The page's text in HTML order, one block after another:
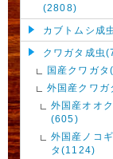
(2808)
カブトムシ成
クワガタ成虫
国産クワガ
外国産クワ
外国産オオ
(605)
外国産ノコ
タ(1124)